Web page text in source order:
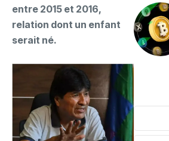
entre 2015 et 2016,
relation dont un enfant
serait né.